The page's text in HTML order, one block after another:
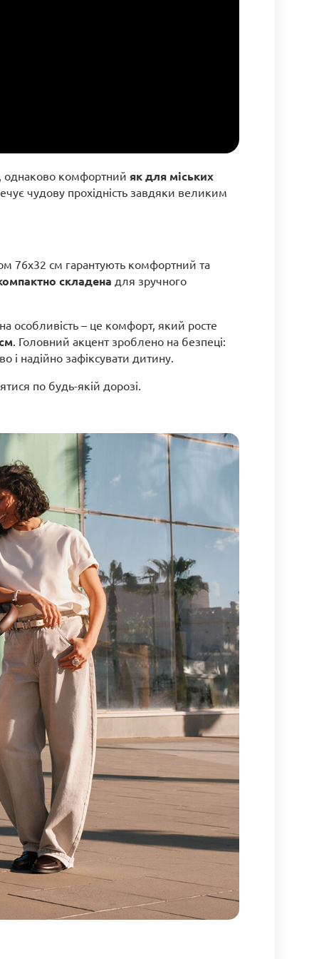
однаково комфортний як для міських
чудову прохідність завдяки великим
76x32 см гарантують комфортний та
складена для зручного
особливість – це комфорт, який росте
. Головний акцент зроблено на безпеці:
і надійно зафіксувати дитину.
по будь-якій дорозі.